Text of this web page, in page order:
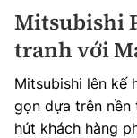
Mitsubishi
tranh với
Mitsubishi lên kế
gọn dựa trên nền
hút khách hàng